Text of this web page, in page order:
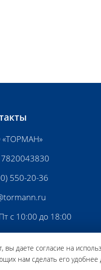
вы даете согласие на
нам сделать его удобнее
550-20-36
с 10:00 до 18:00